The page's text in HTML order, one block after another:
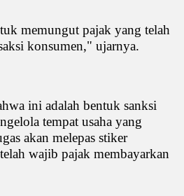
memungut pajak yang telah
konsumen," ujarnya.
ini adalah bentuk sanksi
tempat usaha yang
akan melepas stiker
wajib pajak membayarkan